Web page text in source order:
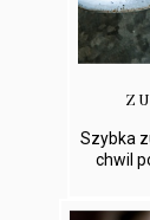
Szybka
chwil